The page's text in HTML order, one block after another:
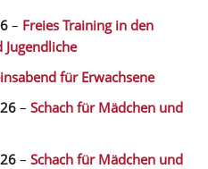
– Freies Training in den
für Erwachsene
– Schach für Mädchen und
– Schach für Mädchen und